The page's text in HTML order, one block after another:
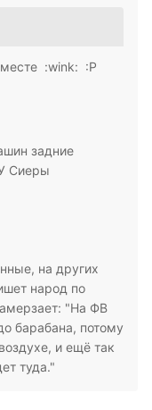
:wink: :P
задние
Сиеры
на других
народ по
"На ФВ
барабана, потому
и ещё так
туда."